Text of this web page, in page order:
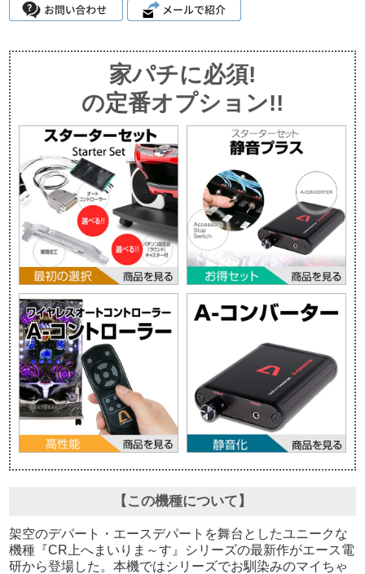
家パチに必須!
の定番オプション!!
【この機種について】
架空のデパート・エースデパートを舞台としたユニークな
機種『CR上へまいりま～す』シリーズの最新作がエース電
研から登場した。本機ではシリーズでお馴染みのマイちゃ